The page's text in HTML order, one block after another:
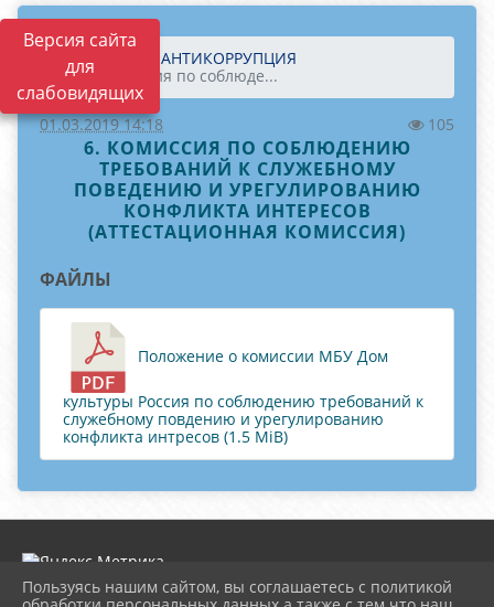
Версия сайта
для
слабовидящих
Главная
АНТИКОРРУПЦИЯ
6. Комиссия по соблюде...
01.03.2019 14:18 105
6. КОМИССИЯ ПО СОБЛЮДЕНИЮ
ТРЕБОВАНИЙ К СЛУЖЕБНОМУ
ПОВЕДЕНИЮ И УРЕГУЛИРОВАНИЮ
КОНФЛИКТА ИНТЕРЕСОВ
(АТТЕСТАЦИОННАЯ КОМИССИЯ)
ФАЙЛЫ
Положение о комиссии МБУ Дом
культуры Россия по соблюдению требований к
служебному повдению и урегулированию
конфликта интресов (1.5 MiB)
Пользуясь нашим сайтом, вы соглашаетесь с политикой